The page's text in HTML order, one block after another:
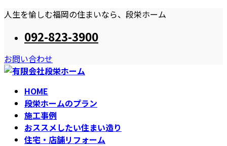
コ
ツ
へ
ナ
シ
ョ
人生を愉しむ福岡の住まいなら、段栄ホーム
092-823-3900
お問い合わせ
HOME
段栄ホームのプラン
施工事例
おススメしたい住まい造り
住宅・店舗リフォーム